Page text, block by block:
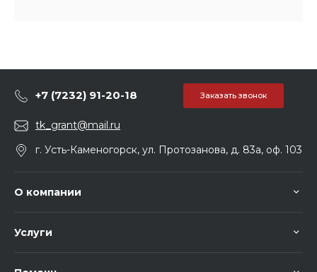
+7 (7232) 91-20-18 Заказать звонок
tk_grant@mail.ru
г. Усть-Каменогорск, ул. Протозанова, д. 83а, оф. 103
О компании
Услуги